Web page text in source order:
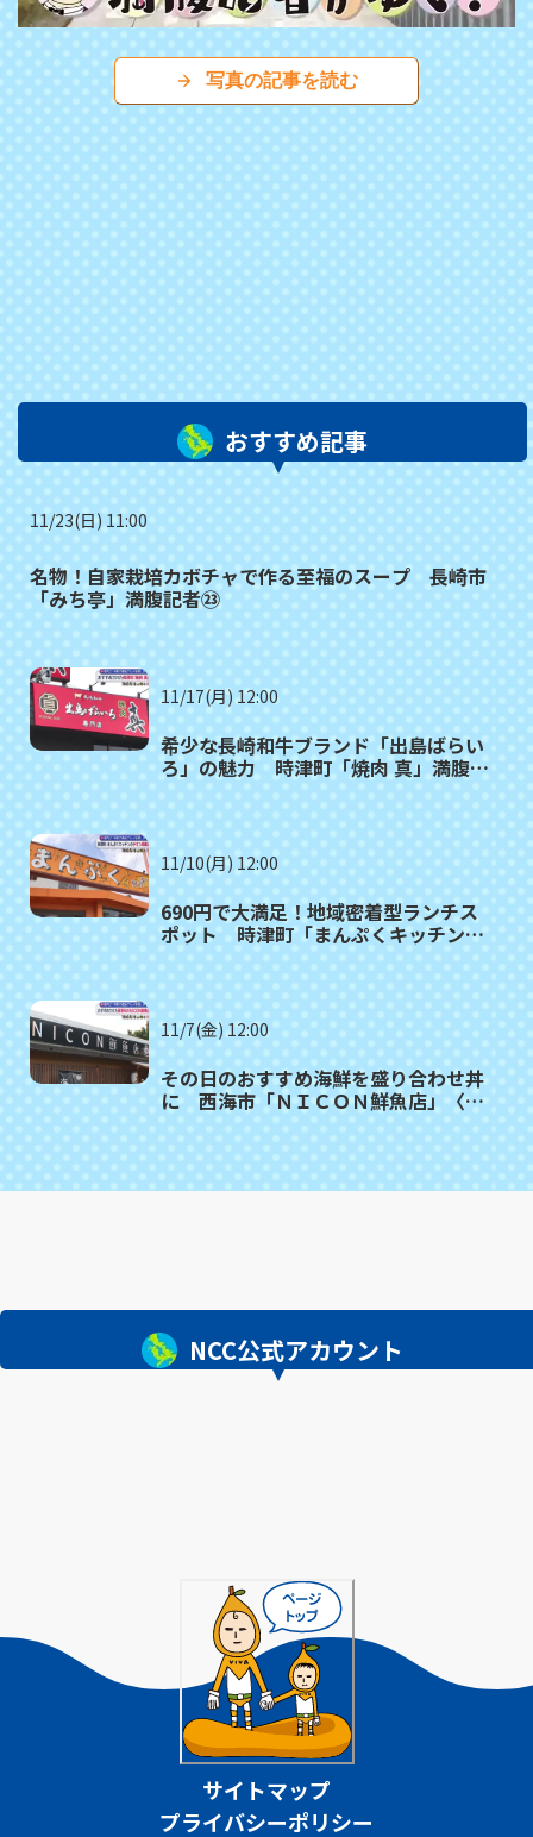
写真の記事を読む
おすすめ記事
11/23(日) 11:00
名物！自家栽培カボチャで作る至福のスープ 長崎市
「みち亭」満腹記者㉓
11/17(月) 12:00
希少な長崎和牛ブランド「出島ばらい
ろ」の魅力 時津町「焼肉 真」満腹記
11/10(月) 12:00
690円で大満足！地域密着型ランチス
ポット 時津町「まんぷくキッチン」
11/7(金) 12:00
その日のおすすめ海鮮を盛り合わせ丼
に 西海市「ＮＩＣＯＮ鮮魚店」〈満
NCC公式アカウント
サイトマップ
プライバシーポリシー